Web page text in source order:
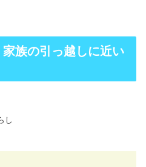
族の引っ越しに近い
し